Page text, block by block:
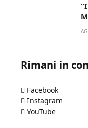
Rimani in
Facebook
Instagram
YouTube